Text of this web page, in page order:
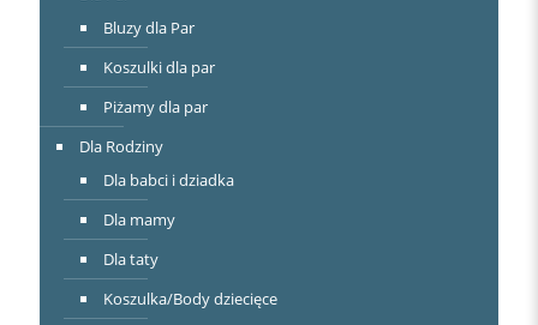
Bluzy dla Par
Koszulki dla par
Piżamy dla par
Dla Rodziny
Dla babci i dziadka
Dla mamy
Dla taty
Koszulka/Body dziecięce